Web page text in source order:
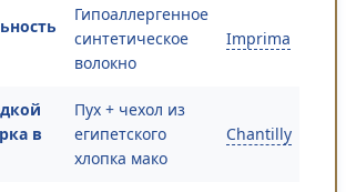
Гипоаллергенное
синтетическое
волокно
Imprima
в
Пух + чехол из
египетского
хлопка мако
Chantilly